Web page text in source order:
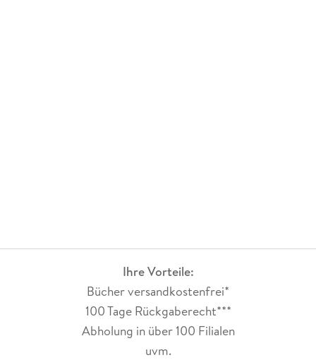
Ihre Vorteile:
Bücher versandkostenfrei*
100 Tage Rückgaberecht***
Abholung in über 100 Filialen
uvm.